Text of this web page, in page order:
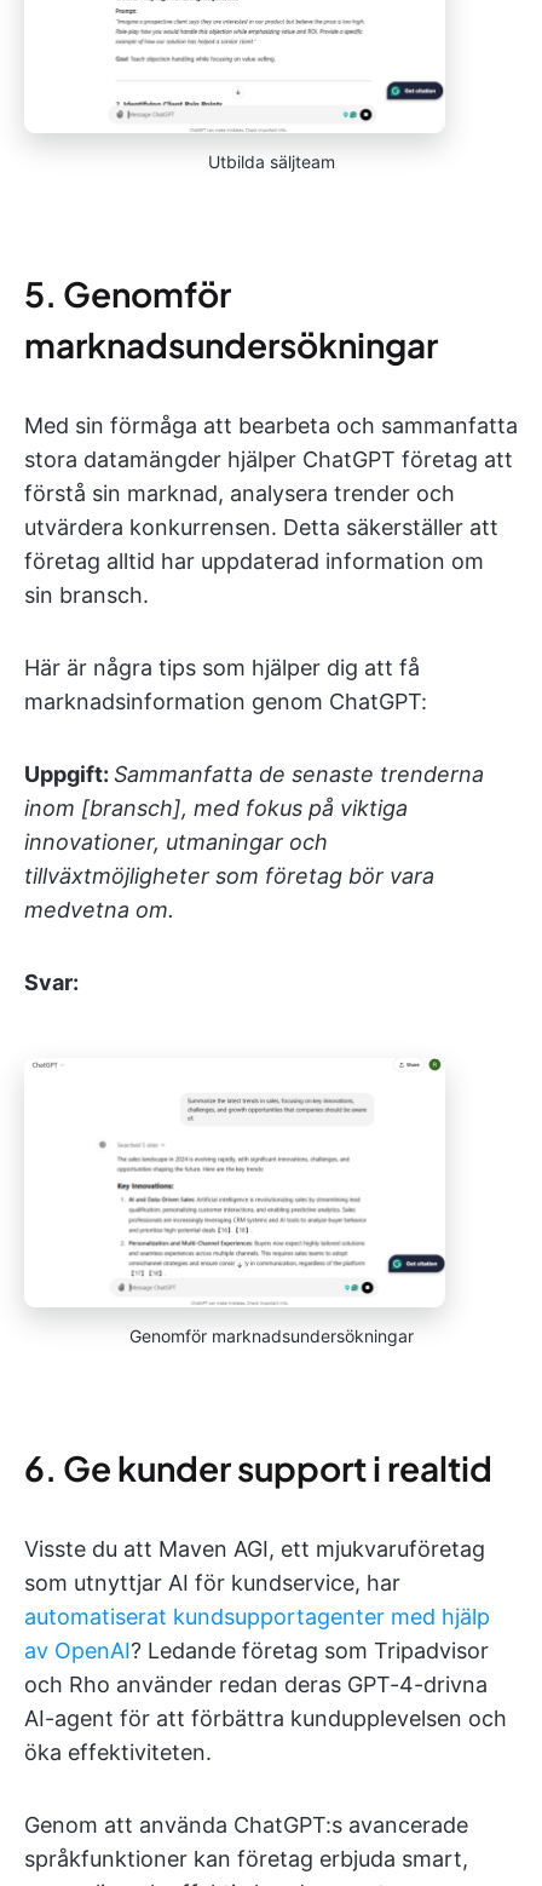
Utbilda säljteam
5. Genomför
marknadsundersökningar
Med sin förmåga att bearbeta och sammanfatta
stora datamängder hjälper ChatGPT företag att
förstå sin marknad, analysera trender och
utvärdera konkurrensen. Detta säkerställer att
företag alltid har uppdaterad information om
sin bransch.
Här är några tips som hjälper dig att få
marknadsinformation genom ChatGPT:
Uppgift: Sammanfatta de senaste trenderna
inom [bransch], med fokus på viktiga
innovationer, utmaningar och
tillväxtmöjligheter som företag bör vara
medvetna om.
Svar:
Genomför marknadsundersökningar
6. Ge kunder support i realtid
Visste du att Maven AGI, ett mjukvaruföretag
som utnyttjar AI för kundservice, har
automatiserat kundsupportagenter med hjälp
av OpenAI? Ledande företag som Tripadvisor
och Rho använder redan deras GPT-4-drivna
AI-agent för att förbättra kundupplevelsen och
öka effektiviteten.
Genom att använda ChatGPT:s avancerade
språkfunktioner kan företag erbjuda smart,